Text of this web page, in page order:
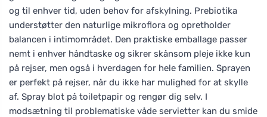
og til enhver tid, uden behov for afskylning. Prebiotika
understøtter den naturlige mikroflora og opretholder
balancen i intimområdet. Den praktiske emballage passer
nemt i enhver håndtaske og sikrer skånsom pleje ikke kun
på rejser, men også i hverdagen for hele familien. Sprayen
er perfekt på rejser, når du ikke har mulighed for at skylle
af. Spray blot på toiletpapir og rengør dig selv. I
modsætning til problematiske våde servietter kan du smide